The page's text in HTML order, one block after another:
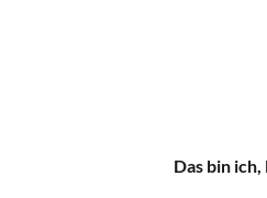
Das bin